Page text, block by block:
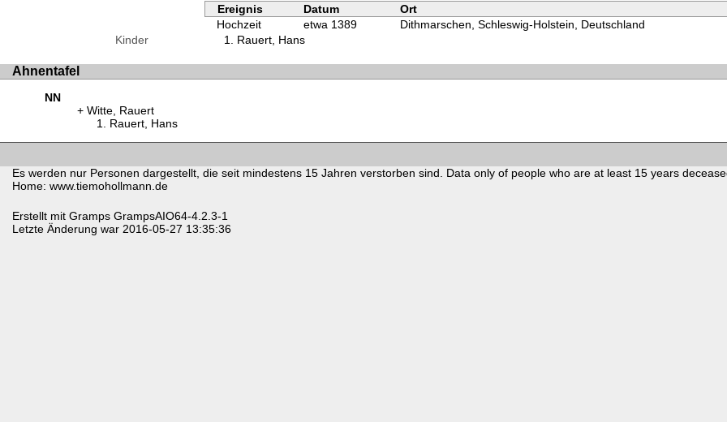
Ereignis
Datum
Ort
Hochzeit
etwa 1389
Dithmarschen, Schleswig-Holstein, Deutschland
Kinder
Rauert, Hans
Ahnentafel
NN
Witte, Rauert
Rauert, Hans
Es werden nur Personen dargestellt, die seit mindestens 15 Jahren verstorben sind. Data only of people who are at least 15 years
Home: www.tiemohollmann.de
Erstellt mit Gramps GrampsAIO64-4.2.3-1
Letzte Änderung war 2016-05-27 13:35:36